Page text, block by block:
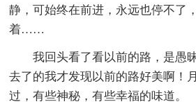
静，可始终在前进，永远也停不了
着……
我回头看了看以前的路，是愚
去了的我才发现以前的路好美啊！
过，有些神秘，有些幸福的味道。